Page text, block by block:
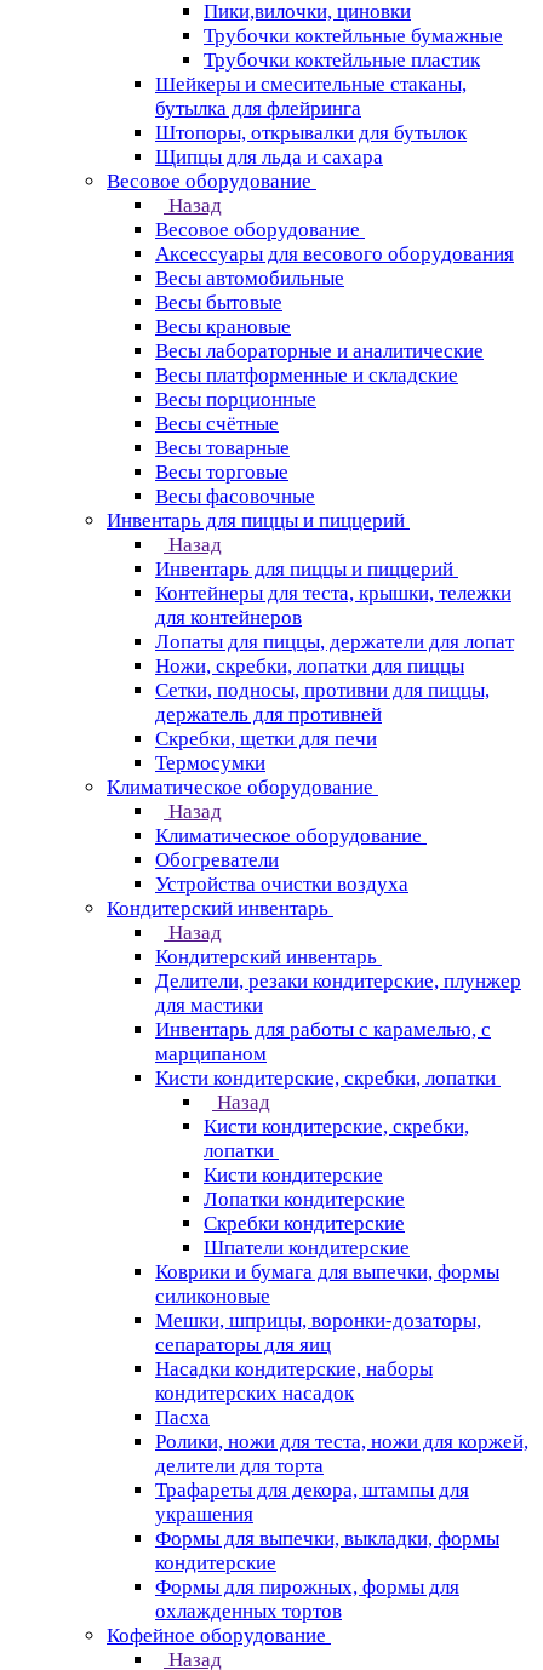
Пики,вилочки, циновки
Трубочки коктейльные бумажные
Трубочки коктейльные пластик
Шейкеры и смесительные стаканы,
бутылка для флейринга
Штопоры, открывалки для бутылок
Щипцы для льда и сахара
Весовое оборудование
Назад
Весовое оборудование
Аксессуары для весового оборудования
Весы автомобильные
Весы бытовые
Весы крановые
Весы лабораторные и аналитические
Весы платформенные и складские
Весы порционные
Весы счётные
Весы товарные
Весы торговые
Весы фасовочные
Инвентарь для пиццы и пиццерий
Назад
Инвентарь для пиццы и пиццерий
Контейнеры для теста, крышки, тележки
для контейнеров
Лопаты для пиццы, держатели для лопат
Ножи, скребки, лопатки для пиццы
Сетки, подносы, противни для пиццы,
держатель для противней
Скребки, щетки для печи
Термосумки
Климатическое оборудование
Назад
Климатическое оборудование
Обогреватели
Устройства очистки воздуха
Кондитерский инвентарь
Назад
Кондитерский инвентарь
Делители, резаки кондитерские, плунжер
для мастики
Инвентарь для работы с карамелью, с
марципаном
Кисти кондитерские, скребки, лопатки
Назад
Кисти кондитерские, скребки,
лопатки
Кисти кондитерские
Лопатки кондитерские
Скребки кондитерские
Шпатели кондитерские
Коврики и бумага для выпечки, формы
силиконовые
Мешки, шприцы, воронки-дозаторы,
сепараторы для яиц
Насадки кондитерские, наборы
кондитерских насадок
Пасха
Ролики, ножи для теста, ножи для коржей,
делители для торта
Трафареты для декора, штампы для
украшения
Формы для выпечки, выкладки, формы
кондитерские
Формы для пирожных, формы для
охлажденных тортов
Кофейное оборудование
Назад